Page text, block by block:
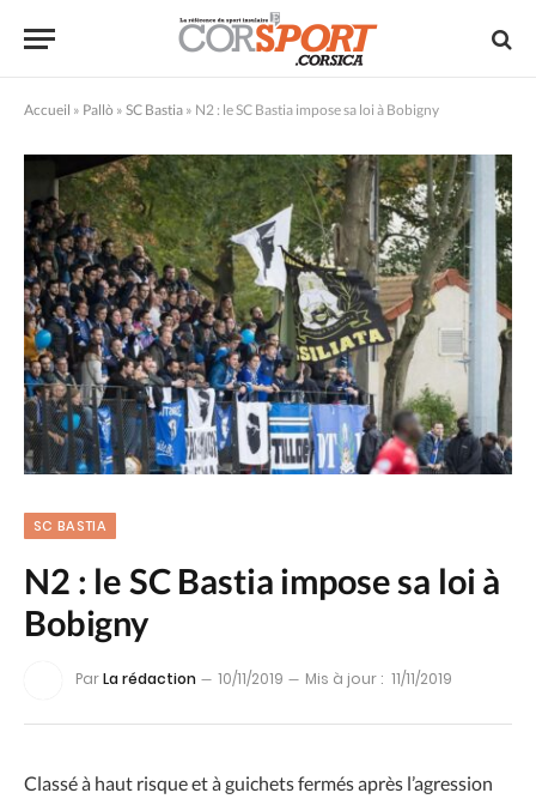
Accueil » Pallò » SC Bastia » N2 : le SC Bastia impose sa loi à Bobigny
SC BASTIA
N2 : le SC Bastia impose sa loi à
Bobigny
ParLa rédaction 10/11/2019 Mis à jour : 11/11/2019
Classé à haut risque et à guichets fermés après l’agression